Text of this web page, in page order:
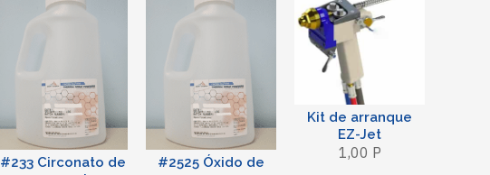
#233 Circonato de
#2525 Óxido de
Kit de arranque
EZ-Jet
1,00 P